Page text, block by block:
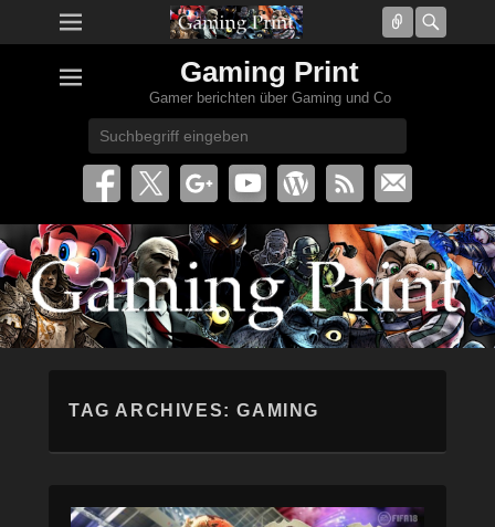
Connect
Gaming Print
Gamer berichten über Gaming und Co
TAG ARCHIVES:GAMING